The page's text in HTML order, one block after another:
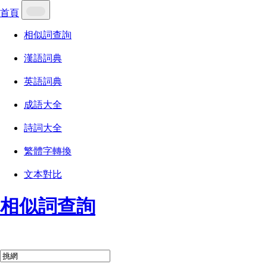
首頁
相似詞查詢
漢語詞典
英語詞典
成語大全
詩詞大全
繁體字轉換
文本對比
相似詞查詢